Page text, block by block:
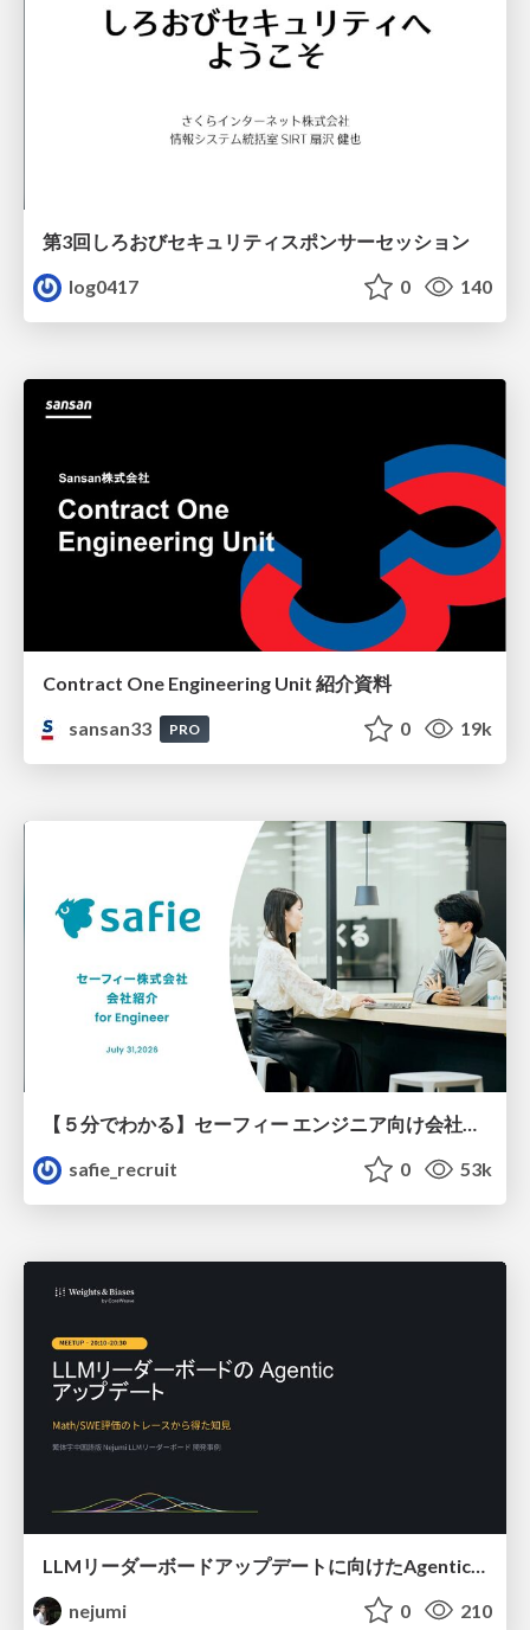
第3回しろおびセキュリティスポンサーセッション
log0417
0 140
Contract One Engineering Unit 紹介資料
sansan33
PRO 0 19k
【５分でわかる】セーフィー エンジニア向け会社紹介
safie_recruit
0 53k
nejumi
0 210